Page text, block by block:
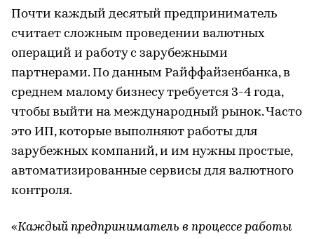
Почти каждый десятый предприниматель
считает сложным проведении валютных
операций и работу с зарубежными
партнерами. По данным Райффайзенбанка, в
среднем малому бизнесу требуется 3-4 года,
чтобы выйти на международный рынок. Часто
это ИП, которые выполняют работы для
зарубежных компаний, и им нужны простые,
автоматизированные сервисы для валютного
контроля.
«Каждый предприниматель в процессе работы